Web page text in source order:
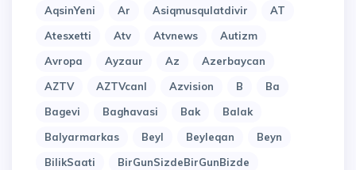
AqsinYeni
Ar Asiqmusqulatdivir
AT
Atesxetti
Atv Atvnews
Autizm
Avropa
Ayzaur Az
Azerbaycan
AZTV
AZTVcanl Azvision B
Ba
Bagevi
Baghavasi Bak
Balak
Balyarmarkas
Beyl Beyleqan
Beyn
BilikSaati
BirGunSizdeBirGunBizde